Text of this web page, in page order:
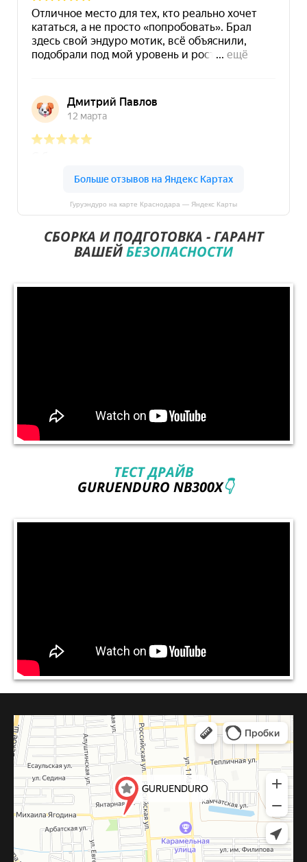
Гуруэндуро на карте Краснодара — Яндекс Карты
СБОРКА И ПОДГОТОВКА - ГАРАНТ
ВАШЕЙБЕЗОПАСНОСТИ
ТЕСТ ДРАЙВ
GURUENDURO NB300X👇